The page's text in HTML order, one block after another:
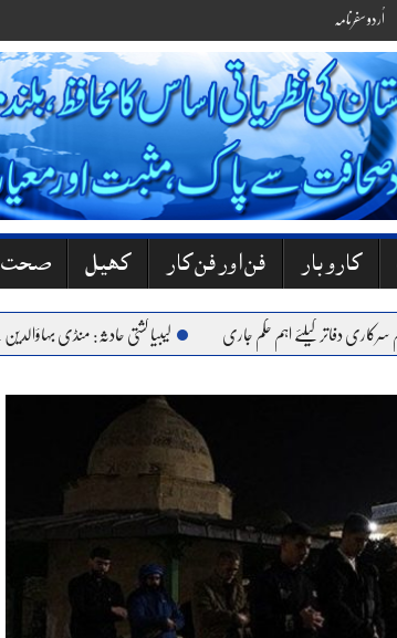
اُردو سفرنامہ
کاروبار فن اور فن کار کھیل صحت
دفاتر کیلئے اہم حکم جاری لیبیا کشتی حادثہ: منڈی بہاؤالدین کے 6 نوجوان جاں بحق، گھروں میں کہرام